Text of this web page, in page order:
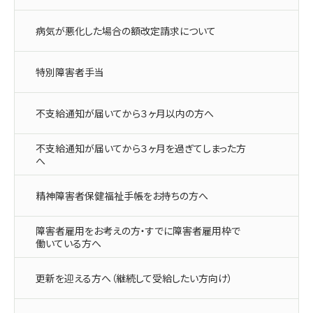
病気が悪化した場合の額改定請求について
特別障害者手当
不支給通知が届いてから３ヶ月以内の方へ
不支給通知が届いてから３ヶ月を過ぎてしまった方
へ
精神障害者保健福祉手帳をお持ちの方へ
障害者雇用をお考えの方・すでに障害者雇用枠で
働いている方へ
更新を迎える方へ（継続して受給したい方向け）